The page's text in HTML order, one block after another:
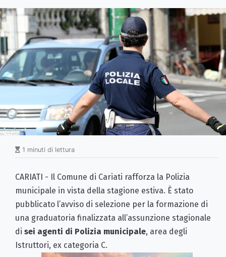
1 minuti di lettura
CARIATI - Il Comune di Cariati rafforza la Polizia
municipale in vista della stagione estiva. È stato
pubblicato l’avviso di selezione per la formazione di
una graduatoria finalizzata all’assunzione stagionale
di sei agenti di Polizia municipale, area degli
Istruttori, ex categoria C.